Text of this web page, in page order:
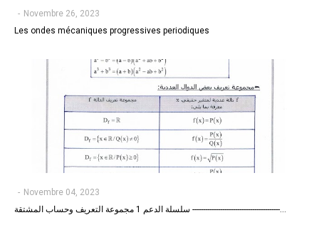
- Novembre 26, 2023
Les ondes mécaniques progressives periodiques
- Novembre 04, 2023
سلسلة الدعم 1 مجموعة التعريف وحساب المشتقة -----------------------------------------…